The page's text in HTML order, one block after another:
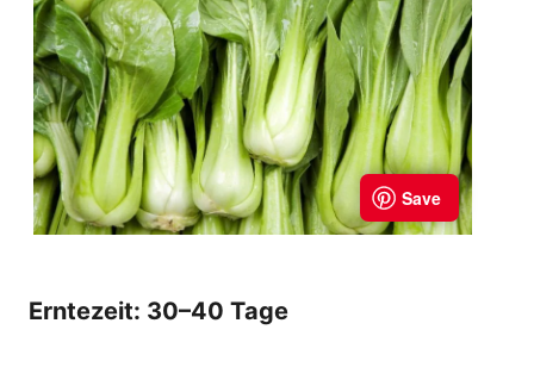
Erntezeit: 30–40 Tage